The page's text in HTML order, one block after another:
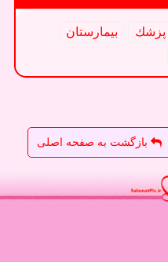
پزشك
بیمارستان
بازگشت به صفحه اصلی